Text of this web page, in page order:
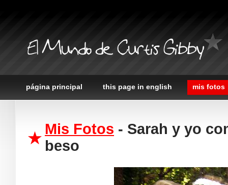
El Mundo de Curtis Gibby
página principal this page in english mis fotos
Mis Fotos - Sarah y yo
beso